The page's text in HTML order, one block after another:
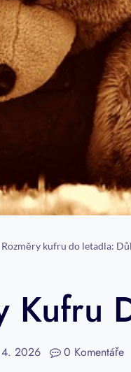
Rozměry kufru do letadla:
Kufru
2026 0 Komentáře